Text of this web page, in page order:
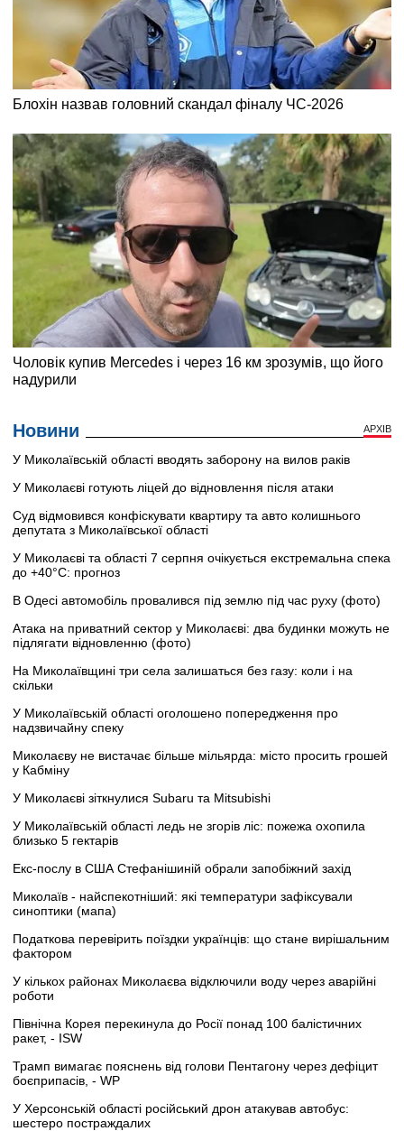
Новини АРХІВ
У Миколаївській області вводять заборону на вилов раків
У Миколаєві готують ліцей до відновлення після атаки
Суд відмовився конфіскувати квартиру та авто колишнього
депутата з Миколаївської області
У Миколаєві та області 7 серпня очікується екстремальна спека
до +40°C: прогноз
В Одесі автомобіль провалився під землю під час руху (фото)
Атака на приватний сектор у Миколаєві: два будинки можуть не
підлягати відновленню (фото)
На Миколаївщині три села залишаться без газу: коли і на
скільки
У Миколаївській області оголошено попередження про
надзвичайну спеку
Миколаєву не вистачає більше мільярда: місто просить грошей
у Кабміну
У Миколаєві зіткнулися Subaru та Mitsubishi
У Миколаївській області ледь не згорів ліс: пожежа охопила
близько 5 гектарів
Екс-послу в США Стефанішиній обрали запобіжний захід
Миколаїв - найспекотніший: які температури зафіксували
синоптики (мапа)
Податкова перевірить поїздки українців: що стане вирішальним
фактором
У кількох районах Миколаєва відключили воду через аварійні
роботи
Північна Корея перекинула до Росії понад 100 балістичних
ракет, - ISW
Трамп вимагає пояснень від голови Пентагону через дефіцит
боєприпасів, - WP
У Херсонській області російський дрон атакував автобус:
шестеро постраждалих